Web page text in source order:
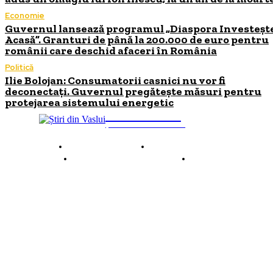
Economie
Guvernul lansează programul „Diaspora
Acasă”. Granturi de până la 200.000 de euro pentru
românii care deschid afaceri în România
Politică
Ilie Bolojan: Consumatorii casnici nu vor fi
deconectați. Guvernul pregătește măsuri pentru
protejarea sistemului energetic
ȘTIRI DE INTERES